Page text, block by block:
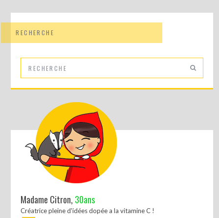
RECHERCHE
Madame Citron, 30ans
Créatrice pleine d'idées dopée a la vitamine C !